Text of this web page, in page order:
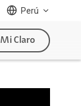
Perú
Mi Claro